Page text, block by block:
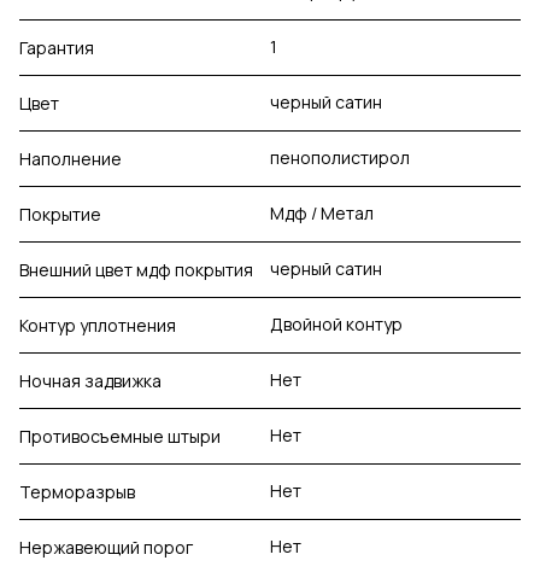
Гарантия 1
Цвет черный сатин
Наполнение пенополистирол
Покрытие Мдф / Метал
Внешний цвет мдф покрытия черный сатин
Контур уплотнения Двойной контур
Ночная задвижка Нет
Противосъемные штыри Нет
Терморазрыв Нет
Нержавеющий порог Нет